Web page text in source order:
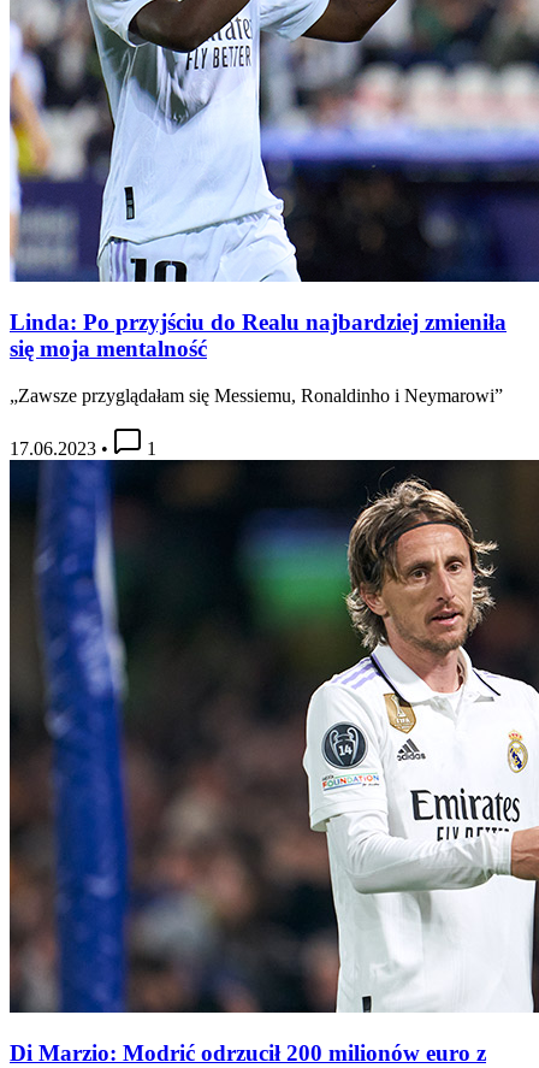
Linda: Po przyjściu do Realu najbardziej zmieniła
się moja mentalność
„Zawsze przyglądałam się Messiemu, Ronaldinho i Neymarowi”
17.06.2023 • 1
Di Marzio: Modrić odrzucił 200 milionów euro z